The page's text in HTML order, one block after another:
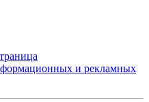
и рекламных